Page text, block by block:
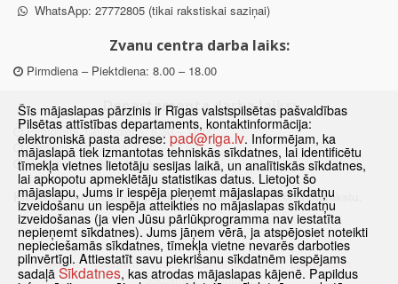
WhatsApp: 27772805 (tikai rakstiskai saziņai)
Zvanu centra darba laiks:
Pirmdiena – Piektdiena: 8.00 – 18.00
Departamenta darba laiks:
Pirmdiena, Ceturtdiena: 8.30 – 18.00
Otrdiena, Trešdiena: 8.30 – 17.00
Piektdiena: 8.30 – 15.00
Klātienes konsultācijas pieejamas tikai ar iepriekšēju pierakstu.
Sākums Jaunumi Biežāk uzdotie jautājumi
Lapas karte
Sīkdatnes
Kontakti
Šīs mājaslapas pārzinis ir Rīgas valstspilsētas pašvaldības
Pilsētas attīstības departaments, kontaktinformācija:
elektroniskā pasta adrese: pad@riga.lv. Informējam, ka
mājaslapā tiek izmantotas tehniskās sīkdatnes, lai identificētu
tīmekļa vietnes lietotāju sesijas laikā, un analītiskās sīkdatnes,
lai apkopotu apmeklētāju statistikas datus. Lietojot šo
mājaslapu, Jums ir iespēja pieņemt mājaslapas sīkdatņu
izveidošanu un iespēja atteikties no mājaslapas sīkdatņu
izveidošanas (ja vien Jūsu pārlūkprogramma nav iestatīta
nepieņemt sīkdatnes). Jums jāņem vērā, ja atspējosiet noteikti
nepieciešamās sīkdatnes, tīmekļa vietne nevarēs darboties
pilnvērtīgi. Attiestatīt savu piekrišanu sīkdatnēm iespējams
sadaļā Sīkdatnes, kas atrodas mājaslapas kājenē. Papildus